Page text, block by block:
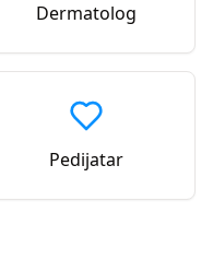
Dermatolog
Pedijatar